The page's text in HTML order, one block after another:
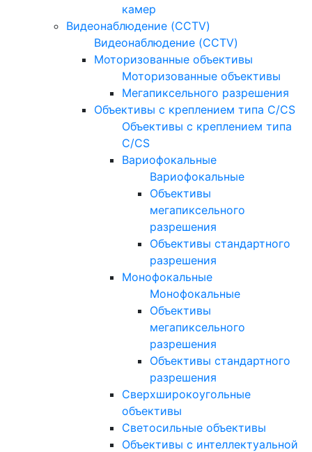
камер
Видеонаблюдение (CCTV)
Видеонаблюдение (CCTV)
Моторизованные объективы
Моторизованные объективы
Мегапиксельного разрешения
Объективы с креплением типа C/CS
Объективы с креплением типа
C/CS
Вариофокальные
Вариофокальные
Объективы
мегапиксельного
разрешения
Объективы стандартного
разрешения
Монофокальные
Монофокальные
Объективы
мегапиксельного
разрешения
Объективы стандартного
разрешения
Сверхширокоугольные
объективы
Светосильные объективы
Объективы с интеллектуальной